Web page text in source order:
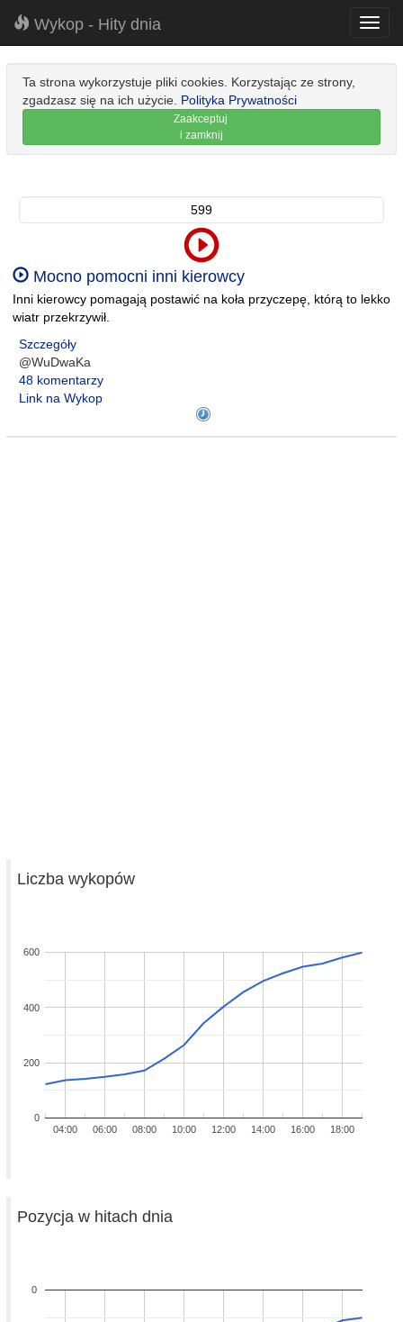
Wykop - Hity dnia
Ta strona wykorzystuje pliki cookies. Korzystając ze strony,
zgadzasz się na ich użycie. Polityka Prywatności
Zaakceptuj
i zamknij
599
Mocno pomocni inni kierowcy
Inni kierowcy pomagają postawić na koła przyczepę, którą to lekko
wiatr przekrzywił.
Szczegóły
@WuDwaKa
48 komentarzy
Link na Wykop
Liczba wykopów
04:00 06:00 08:00 10:00 12:00 14:00 16:00 18:00
0
200
400
600
Pozycja w hitach dnia
0